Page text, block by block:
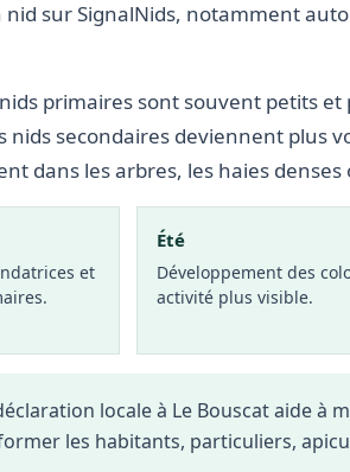
sur SignalNids, notamment
primaires sont souvent petits et
nids secondaires deviennent plus
dans les arbres, les haies denses
et
Été
Développement des
activité plus visible.
locale à Le Bouscat aide à
les habitants, particuliers,